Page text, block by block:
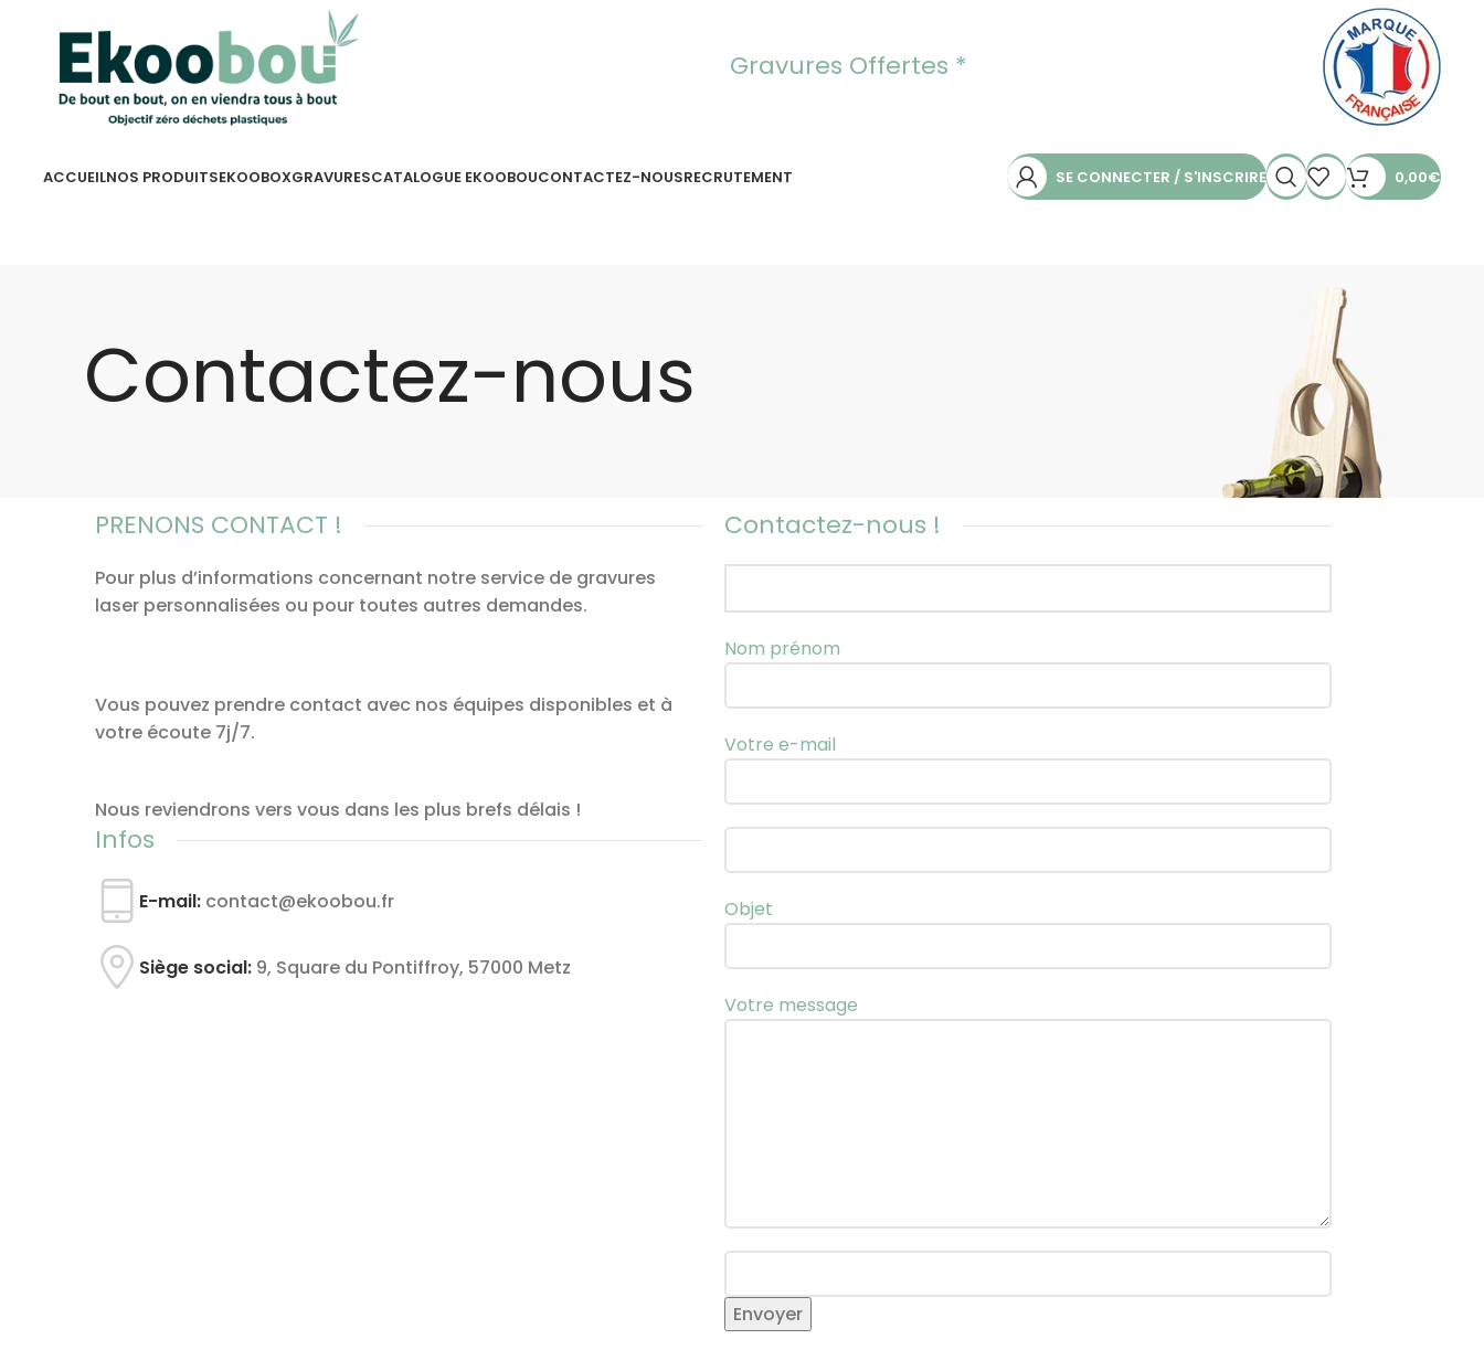
Gravures Offertes *
ACCUEILNOS PRODUITSEKOOBOXGRAVURESCATALOGUE EKOOBOUCONTACTEZ-NOUSRECRUTEMENT SE CONNECTER / S'INSCRIRE 0,00€
Contactez-nous
PRENONS CONTACT !
Pour plus d’informations concernant notre service de gravures
laser personnalisées ou pour toutes autres demandes.
Vous pouvez prendre contact avec nos équipes disponibles et à
votre écoute 7j/7.
Nous reviendrons vers vous dans les plus brefs délais !
Infos
E-mail: contact@ekoobou.fr
Siège social: 9, Square du Pontiffroy, 57000 Metz
Contactez-nous !
Nom prénom
Votre e-mail
Objet
Votre message